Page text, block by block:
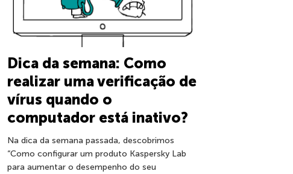
Dica da semana: Como
realizar uma verificação de
vírus quando o
computador está inativo?
Na dica da semana passada, descobrimos
“Como configurar um produto Kaspersky Lab
para aumentar o desempenho do seu